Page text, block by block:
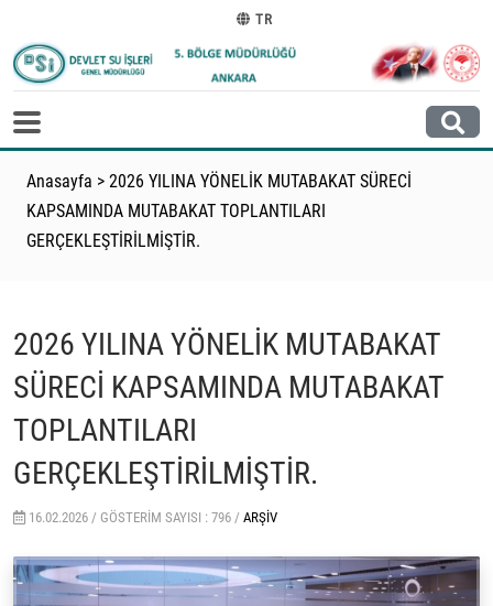
TR
Anasayfa > 2026 YILINA YÖNELİK MUTABAKAT SÜRECİ
KAPSAMINDA MUTABAKAT TOPLANTILARI
GERÇEKLEŞTİRİLMİŞTİR.
2026 YILINA YÖNELİK MUTABAKAT
SÜRECİ KAPSAMINDA MUTABAKAT
TOPLANTILARI
GERÇEKLEŞTİRİLMİŞTİR.
16.02.2026 / GÖSTERIM SAYISI : 796 / ARŞIV